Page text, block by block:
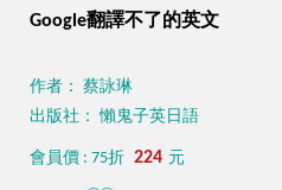
Google翻譯不了的英文
作者： 蔡詠琳
出版社： 懶鬼子英日語
會員價 : 75折 224 元